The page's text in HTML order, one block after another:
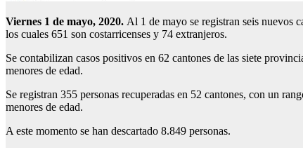
Viernes 1 de mayo, 2020. Al 1 de mayo se registran seis nuevos
los cuales 651 son costarricenses y 74 extranjeros.
Se contabilizan casos positivos en 62 cantones de las siete
menores de edad.
Se registran 355 personas recuperadas en 52 cantones, con un
menores de edad.
A este momento se han descartado 8.849 personas.